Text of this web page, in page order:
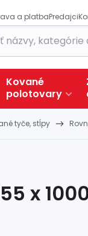
a platbaPredajci
Kované
polotovary
tyče, stĺpy
x